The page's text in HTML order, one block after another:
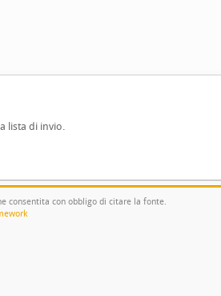
lista di invio.
consentita con obbligo di citare la fonte.